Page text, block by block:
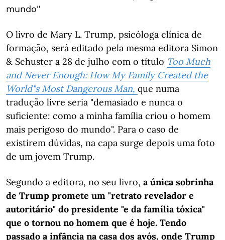
mundo"
O livro de Mary L. Trump, psicóloga clínica de
formação, será editado pela mesma editora Simon
& Schuster a 28 de julho com o título Too Much
and Never Enough: How My Family Created the
World"s Most Dangerous Man, que numa
tradução livre seria "demasiado e nunca o
suficiente: como a minha família criou o homem
mais perigoso do mundo". Para o caso de
existirem dúvidas, na capa surge depois uma foto
de um jovem Trump.
Segundo a editora, no seu livro, a única sobrinha
de Trump promete um "retrato revelador e
autoritário" do presidente "e da família tóxica"
que o tornou no homem que é hoje. Tendo
passado a infância na casa dos avós, onde Trump